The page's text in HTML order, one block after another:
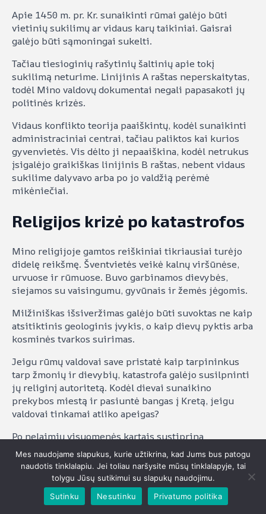
Apie 1450 m. pr. Kr. sunaikinti rūmai galėjo būti
vietinių sukilimų ar vidaus karų taikiniai. Gaisrai
galėjo būti sąmoningai sukelti.
Tačiau tiesioginių rašytinių šaltinių apie tokį
sukilimą neturime. Linijinis A raštas neperskaitytas,
todėl Mino valdovų dokumentai negali papasakoti jų
politinės krizės.
Vidaus konflikto teorija paaiškintų, kodėl sunaikinti
administraciniai centrai, tačiau paliktos kai kurios
gyvenvietės. Vis dėlto ji nepaaiškina, kodėl netrukus
įsigalėjo graikiškas linijinis B raštas, nebent vidaus
sukilime dalyvavo arba po jo valdžią perėmė
mikėniečiai.
Religijos krizė po katastrofos
Mino religijoje gamtos reiškiniai tikriausiai turėjo
didelę reikšmę. Šventvietės veikė kalnų viršūnėse,
urvuose ir rūmuose. Buvo garbinamos dievybės,
siejamos su vaisingumu, gyvūnais ir žemės jėgomis.
Milžiniškas išsiveržimas galėjo būti suvoktas ne kaip
atsitiktinis geologinis įvykis, o kaip dievų pyktis arba
kosminės tvarkos suirimas.
Jeigu rūmų valdovai save pristatė kaip tarpininkus
tarp žmonių ir dievybių, katastrofa galėjo susilpninti
jų religinį autoritetą. Kodėl dievai sunaikino
prekybos miestą ir pasiuntė bangas į Kretą, jeigu
valdovai tinkamai atliko apeigas?
Po nelaimių visuomenės kartais sustiprina
tradicinius ritualus, o kartais pradeda abejoti senąja
valdžia. Archeologijoje tai gali pasireikšti naujų
šventviečių atsiradimu, aukojimo pokyčiais ar kitokia
meno simbolika.
Mes naudojame slapukus, kurie užtikrina, kad Jums bus patogu
naudotis tinklalapiu. Jei toliau naršysite mūsų tinklalapyje, tai
tolygu Jūsų sutikimui su slapukų naudojimu.
Sutinku
Nesutinku Privatumo politika